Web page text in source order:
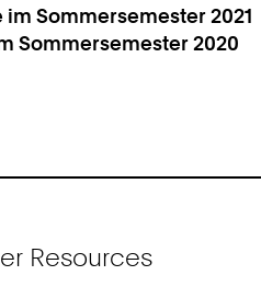
Sommersemester 2021
Sommersemester 2020
Resources